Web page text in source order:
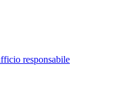
responsabile